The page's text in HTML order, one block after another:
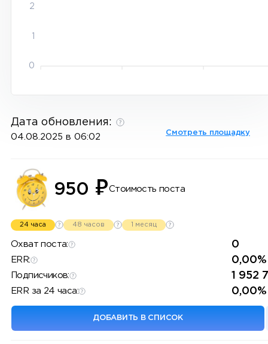
2
1
0
Дата обновления:
04.08.2025 в 06:02 Смотреть площадку
950 ₽Стоимость поста
24 часа 48 часов 1 месяц
Охват поста: 0
ERR: 0,00%
Подписчиков: 1 952
ERR за 24 часа: 0,00%
ДОБАВИТЬ В СПИСОК